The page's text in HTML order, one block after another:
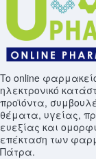
To online
ηλεκτρονικό
προϊόντα,
θέματα, υγείας,
ευεξίας και
επέκταση των
Πάτρα.